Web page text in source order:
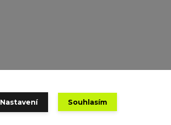
Nastavení Souhlasím